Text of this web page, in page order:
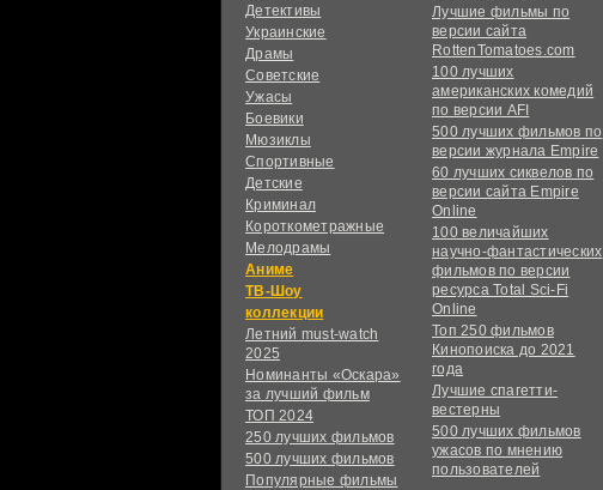
Детективы
Украинские
Драмы
Советские
Ужасы
Боевики
Мюзиклы
Спортивные
Детские
Криминал
Короткометражные
Мелодрамы
Аниме
ТВ-Шоу
коллекции
Летний must-watch
2025
Номинанты «Оскара»
за лучший фильм
ТОП 2024
250 лучших фильмов
500 лучших фильмов
Популярные фильмы
Лучшие фильмы по
версии сайта
RottenTomatoes.com
100 лучших
американских комедий
по версии AFI
500 лучших фильмов по
версии журнала Empire
60 лучших сиквелов по
версии сайта Empire
Online
100 величайших
научно-фантастических
фильмов по версии
ресурса Total Sci-Fi
Online
Топ 250 фильмов
Кинопоиска до 2021
года
Лучшие спагетти-
вестерны
500 лучших фильмов
ужасов по мнению
пользователей